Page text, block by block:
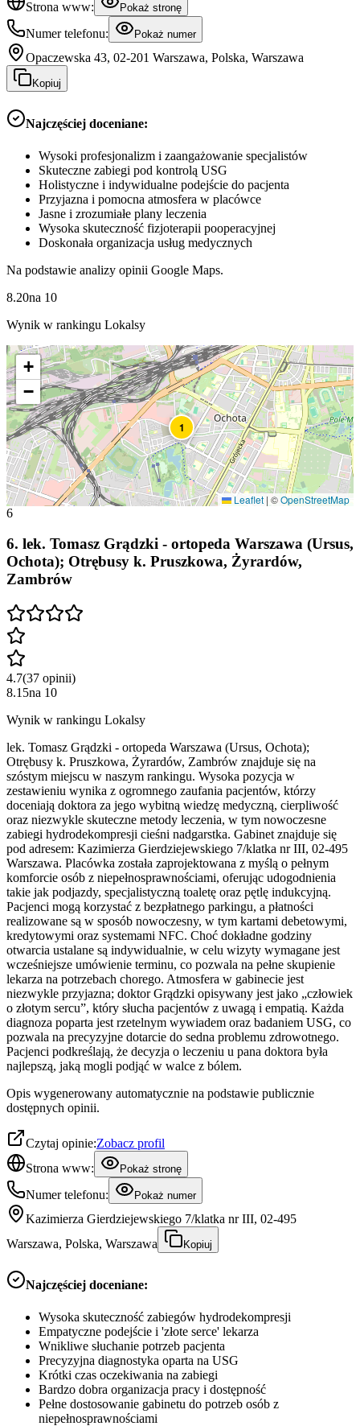
Strona www: Pokaż stronę
Numer telefonu: Pokaż numer
Opaczewska 43, 02-201 Warszawa, Polska, Warszawa
Kopiuj
Najczęściej doceniane:
Wysoki profesjonalizm i zaangażowanie specjalistów
Skuteczne zabiegi pod kontrolą USG
Holistyczne i indywidualne podejście do pacjenta
Przyjazna i pomocna atmosfera w placówce
Jasne i zrozumiałe plany leczenia
Wysoka skuteczność fizjoterapii pooperacyjnej
Doskonała organizacja usług medycznych
Na podstawie analizy opinii Google Maps.
8.20na 10
Wynik w rankingu Lokalsy
1
+
−
Leaflet | ©OpenStreetMap
6
6. lek. Tomasz Grądzki - ortopeda Warszawa (Ursus,
Ochota); Otrębusy k. Pruszkowa, Żyrardów,
Zambrów
4.7(37 opinii)
8.15na 10
Wynik w rankingu Lokalsy
lek. Tomasz Grądzki - ortopeda Warszawa (Ursus, Ochota);
Otrębusy k. Pruszkowa, Żyrardów, Zambrów znajduje się na
szóstym miejscu w naszym rankingu. Wysoka pozycja w
zestawieniu wynika z ogromnego zaufania pacjentów, którzy
doceniają doktora za jego wybitną wiedzę medyczną, cierpliwość
oraz niezwykle skuteczne metody leczenia, w tym nowoczesne
zabiegi hydrodekompresji cieśni nadgarstka. Gabinet znajduje się
pod adresem: Kazimierza Gierdziejewskiego 7/klatka nr III, 02-495
Warszawa. Placówka została zaprojektowana z myślą o pełnym
komforcie osób z niepełnosprawnościami, oferując udogodnienia
takie jak podjazdy, specjalistyczną toaletę oraz pętlę indukcyjną.
Pacjenci mogą korzystać z bezpłatnego parkingu, a płatności
realizowane są w sposób nowoczesny, w tym kartami debetowymi,
kredytowymi oraz systemami NFC. Choć dokładne godziny
otwarcia ustalane są indywidualnie, w celu wizyty wymagane jest
wcześniejsze umówienie terminu, co pozwala na pełne skupienie
lekarza na potrzebach chorego. Atmosfera w gabinecie jest
niezwykle przyjazna; doktor Grądzki opisywany jest jako „człowiek
o złotym sercu”, który słucha pacjentów z uwagą i empatią. Każda
diagnoza poparta jest rzetelnym wywiadem oraz badaniem USG, co
pozwala na precyzyjne dotarcie do sedna problemu zdrowotnego.
Pacjenci podkreślają, że decyzja o leczeniu u pana doktora była
najlepszą, jaką mogli podjąć w walce z bólem.
Opis wygenerowany automatycznie na podstawie publicznie
dostępnych opinii.
Czytaj opinie:Zobacz profil
Strona www:
Pokaż stronę
Numer telefonu: Pokaż numer
Kazimierza Gierdziejewskiego 7/klatka nr III, 02-495
Warszawa, Polska, Warszawa
Kopiuj
Najczęściej doceniane:
Wysoka skuteczność zabiegów hydrodekompresji
Empatyczne podejście i 'złote serce' lekarza
Wnikliwe słuchanie potrzeb pacjenta
Precyzyjna diagnostyka oparta na USG
Krótki czas oczekiwania na zabiegi
Bardzo dobra organizacja pracy i dostępność
Pełne dostosowanie gabinetu do potrzeb osób z
niepełnosprawnościami